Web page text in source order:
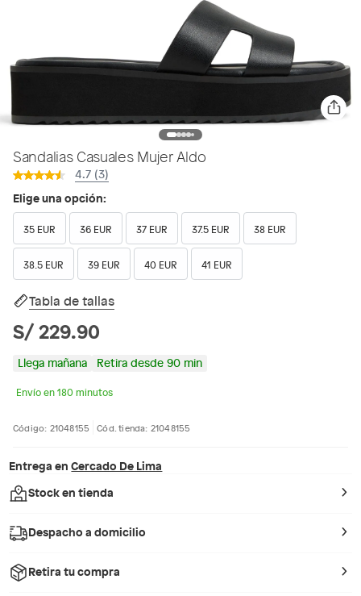
Sandalias Casuales Mujer Aldo
4.7 (3)
Elige una opción:
35 EUR 36 EUR 37 EUR 37.5 EUR 38 EUR
38.5 EUR 39 EUR 40 EUR 41 EUR
Tabla de tallas
S/ 229.90
Llega mañana Retira desde 90 min
Envío en 180 minutos
Código: 21048155 Cód. tienda: 21048155
Entrega en Cercado De Lima
Stock en tienda
Despacho a domicilio
Retira tu compra